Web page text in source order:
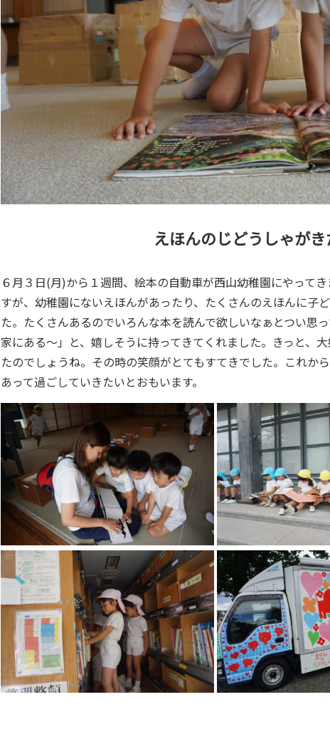
えほんのじどうしゃが
６月３日(月)から１週間、絵本の自動車が西山幼稚園にやって
すが、幼稚園にないえほんがあったり、たくさんのえほんに子
た。たくさんあるのでいろんな本を読んで欲しいなぁとつい思
家にある～」と、嬉しそうに持ってきてくれました。きっと、
たのでしょうね。その時の笑顔がとてもすてきでした。これか
あって過ごしていきたいとおもいます。